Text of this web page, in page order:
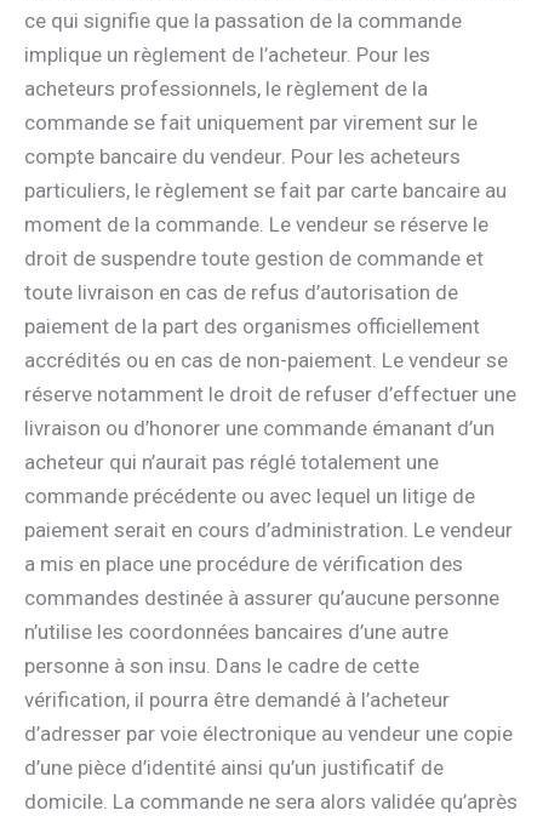
ce qui signifie que la passation de la commande
implique un règlement de l’acheteur. Pour les
acheteurs professionnels, le règlement de la
commande se fait uniquement par virement sur le
compte bancaire du vendeur. Pour les acheteurs
particuliers, le règlement se fait par carte bancaire au
moment de la commande. Le vendeur se réserve le
droit de suspendre toute gestion de commande et
toute livraison en cas de refus d’autorisation de
paiement de la part des organismes officiellement
accrédités ou en cas de non-paiement. Le vendeur se
réserve notamment le droit de refuser d’effectuer une
livraison ou d’honorer une commande émanant d’un
acheteur qui n’aurait pas réglé totalement une
commande précédente ou avec lequel un litige de
paiement serait en cours d’administration. Le vendeur
a mis en place une procédure de vérification des
commandes destinée à assurer qu’aucune personne
n’utilise les coordonnées bancaires d’une autre
personne à son insu. Dans le cadre de cette
vérification, il pourra être demandé à l’acheteur
d’adresser par voie électronique au vendeur une copie
d’une pièce d’identité ainsi qu’un justificatif de
domicile. La commande ne sera alors validée qu’après